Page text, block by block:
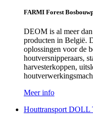
FARMI Forest
DEOM is al meer
producten in België.
oplossingen voor de
houtversnipperaars,
harvesterkoppen,
Meer info
Houttransport DOLL